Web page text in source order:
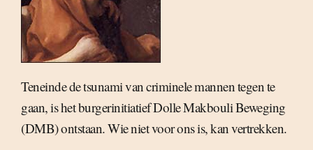
Teneinde de tsunami van criminele mannen tegen te
gaan, is het burgerinitiatief Dolle Makbouli Beweging
(DMB) ontstaan. Wie niet voor ons is, kan vertrekken.